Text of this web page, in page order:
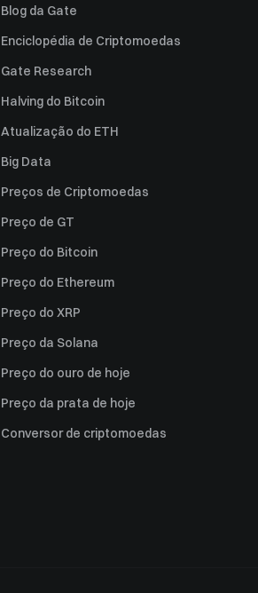
Blog da Gate
Enciclopédia de Criptomoedas
Gate Research
Halving do Bitcoin
Atualização do ETH
Big Data
Preços de Criptomoedas
Preço de GT
Preço do Bitcoin
Preço do Ethereum
Preço do XRP
Preço da Solana
Preço do ouro de hoje
Preço da prata de hoje
Conversor de criptomoedas